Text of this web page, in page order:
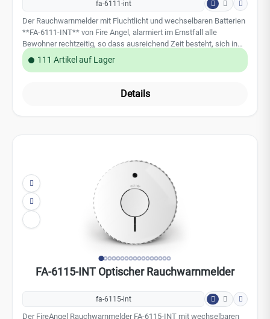
Alkaline-Batterien (2 Stück) Batterielebensdauer ca. 3 Jahre
Produktlebensdauer 10 Jahre Test-/Stummschalttaste reduzierte
Testlautstärke Sleep Easy-Modus: temporäre Stummschaltung
einer Störungsmeldung End-od-Life Anzeige geeignet für
Wohnmobile und Wohnwagen zertifiziert nach EN14604 5 Jahre
Herstellergarantie der FireAngel Safety Technology Limited
Technische Daten: Sensortechnologie: Optisch Alarmtonpegel:
+4°C bis +38°C Batterie: 2x AA-Alkaline Batterie Gewicht: 175
FA-6115-INT Optischer Rauchwarnmelder
fa-6115-int
Der FireAngel Rauchwarnmelder FA-6115-INT mit wechselbaren
Batterien ist das Basismodel von FireAngel und eine besonders
preiswerte Lösung zum vollständigen Schutz Ihres
diskret in Ihr Zuhause integrieren. Somit bietet der flache
Rauchmelder vollständigen Schutz, ohne den Stil Ihrer
Inneneinrichtung zu beeinträchtigen. Leistungsmerkmale:
optische Sensortechnologie auswechselbare AA-Alkaline
Batterien (2 Stück) ca. 3- 5 Jahre Batterielebensdauer 10 Jahre
Produktlebensdauer Test-/Stummschalttaste reduzierte